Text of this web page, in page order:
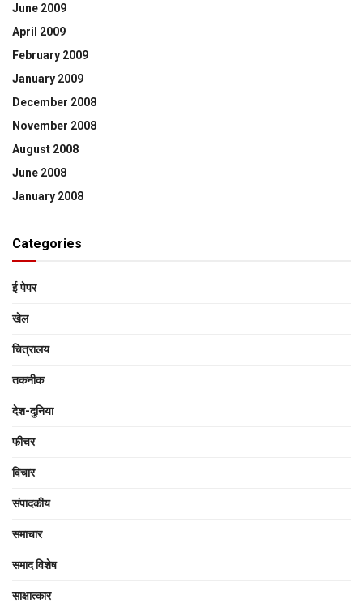
June 2009
April 2009
February 2009
January 2009
December 2008
November 2008
August 2008
June 2008
January 2008
Categories
ई पेपर
खेल
चित्रालय
तकनीक
देश-दुनिया
फीचर
विचार
संपादकीय
समाचार
समाद विशेष
साक्षात्‍कार